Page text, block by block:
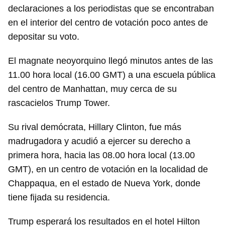
INICIAR SESIÓN CANCELAR
declaraciones a los periodistas que se encontraban
en el interior del centro de votación poco antes de
depositar su voto.
El magnate neoyorquino llegó minutos antes de las
11.00 hora local (16.00 GMT) a una escuela pública
del centro de Manhattan, muy cerca de su
rascacielos Trump Tower.
Su rival demócrata, Hillary Clinton, fue más
madrugadora y acudió a ejercer su derecho a
primera hora, hacia las 08.00 hora local (13.00
GMT), en un centro de votación en la localidad de
Chappaqua, en el estado de Nueva York, donde
tiene fijada su residencia.
Trump esperará los resultados en el hotel Hilton